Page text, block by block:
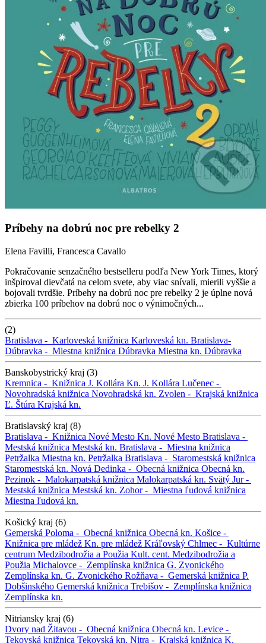
Príbehy na dobrú noc pre rebelky 2
Elena Favilli, Francesca Cavallo
Pokračovanie senzačného bestselleru podľa New York Times, ktorý
inšpiroval dievčatá na celom svete, aby viac snívali, mierili vyššie a
bojovali tvrdšie. Príbehy na dobrú noc pre rebelky 2 je úplne nová
zbierka 100 príbehov na dobrú noc o výnimočných...
(2)
Bratislava - Karloveská knižnica Karloveská kn. Bratislava-
Dúbravka - Miestna knižnica Dúbravka Miestna kn. Dúbravka
Banskobystrický kraj (3)
Kremnica - Knižnica J. Kollára Kn. J. Kollára Lučenec -
Novohradská knižnica Novohradská kn. Zvolen - Krajská knižnica
Ľ. Štúra Krajská kn.
Bratislavský kraj (8)
Bratislava - Knižnica Nové Mesto Kn. Nové Mesto Bratislava -
Mestská knižnica Mestská kn. Bratislava - Miestna knižnica
Petržalka Miestna kn. Petržalka Bratislava - Staromestská knižnica
Staromestská kn. Nová Dedinka - Obecná knižnica Obecná kn.
Pezinok - Malokarpatská knižnica Malokarpatská kn. Svätý Jur -
Mestská knižnica Mestská kn. Zohor - Miestna ľudová knižnica
Miestna ľudová kn.
Košický kraj (6)
Gemerská Poloma - Obecná knižnica Obecná kn. Košice -
Knižnica pre mládež Kn. pre mládež Kráľovský Chlmec - Kultúrne
centrum Medzibodrožia a Použia Kult. cent. Medzibodrožia a
Použia Michalovce - Zemplínska knižnica G. Zvonického
Zemplínska kn. G. Zvonického Rožňava - Gemerská knižnica P.
Dobšinského Gemerská knižnica Trebišov - Zemplínska knižnica
Zemplínska kn.
Nitriansky kraj (6)
Dvory nad Žitavou - Obecná knižnica Obecná kn. Levice -
Tekovská knižnica Tekovská kn. Nitra - Krajská knižnica K.